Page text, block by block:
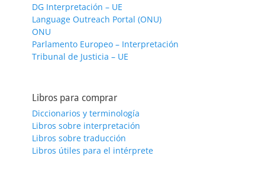
DG Interpretación – UE
Language Outreach Portal (ONU)
ONU
Parlamento Europeo – Interpretación
Tribunal de Justicia – UE
Libros para comprar
Diccionarios y terminología
Libros sobre interpretación
Libros sobre traducción
Libros útiles para el intérprete